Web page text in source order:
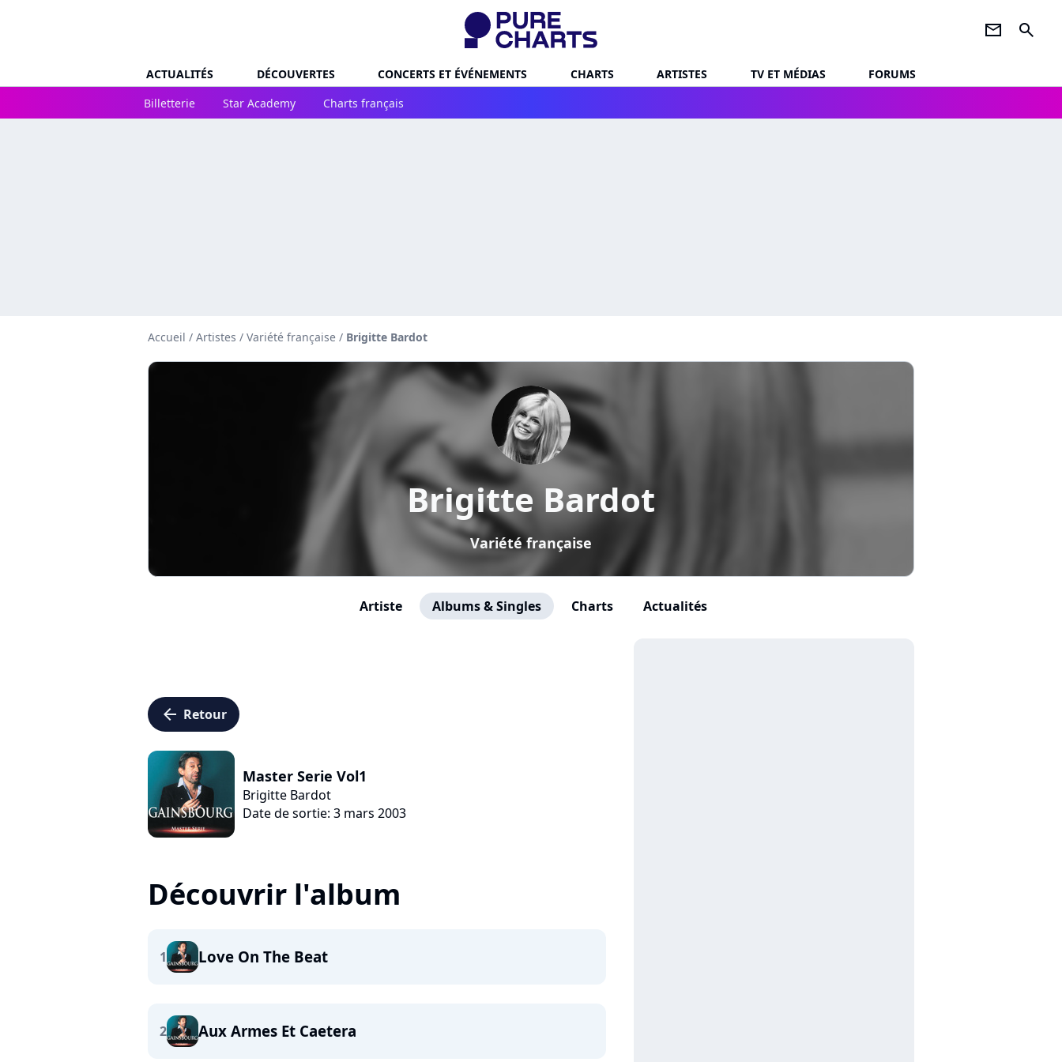
newsletter search
ACTUALITÉS DÉCOUVERTES CONCERTS ET ÉVÉNEMENTS CHARTS ARTISTES TV ET MÉDIAS
FORUMS
Billetterie
Star Academy Charts français
Accueil / Artistes / Variété française / Brigitte Bardot
Brigitte Bardot
Variété française
Artiste Albums & Singles Charts Actualités
arrow_left Retour
Master Serie Vol1
Brigitte Bardot
Date de sortie: 3 mars 2003
Découvrir l'album
1 Love On The Beat
2 Aux Armes Et Caetera